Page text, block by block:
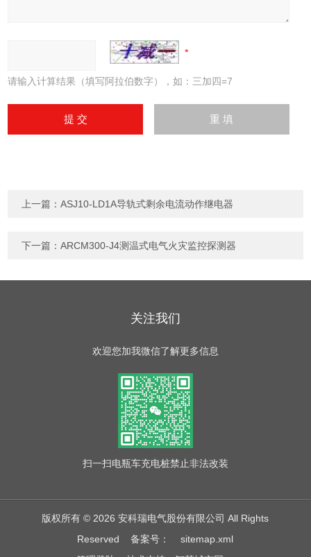
请输入计算结果（填写阿拉伯数字），如：三加四=7
上一篇：ASJ10-LD1A导轨式剩余电流动作继电器
下一篇：ARCM300-J4测温式电气火灾监控探测器
关注我们
欢迎您加我微信了解更多信息
扫一扫电瓶车充电桩禁止非法改装
版权所有 © 2026 安科瑞电气股份有限公司 All Rights
Reserved备案号：
sitemap.xml